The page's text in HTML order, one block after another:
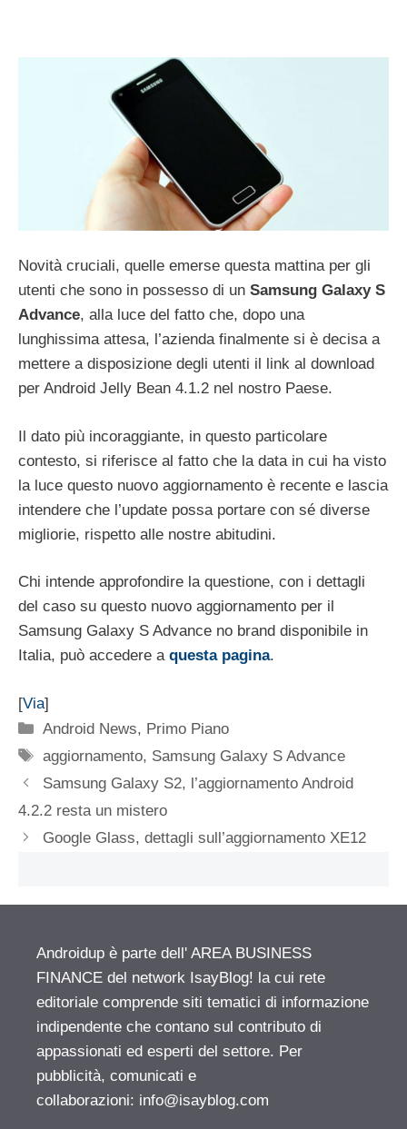
Novità cruciali, quelle emerse questa mattina per gli
utenti che sono in possesso di un Samsung Galaxy S
Advance, alla luce del fatto che, dopo una
lunghissima attesa, l’azienda finalmente si è decisa a
mettere a disposizione degli utenti il link al download
per Android Jelly Bean 4.1.2 nel nostro Paese.
Il dato più incoraggiante, in questo particolare
contesto, si riferisce al fatto che la data in cui ha visto
la luce questo nuovo aggiornamento è recente e lascia
intendere che l’update possa portare con sé diverse
migliorie, rispetto alle nostre abitudini.
Chi intende approfondire la questione, con i dettagli
del caso su questo nuovo aggiornamento per il
Samsung Galaxy S Advance no brand disponibile in
Italia, può accedere a questa pagina.
[Via]
Categorie
Android News, Primo Piano
Tag
aggiornamento, Samsung Galaxy S Advance
Samsung Galaxy S2, l’aggiornamento Android
4.2.2 resta un mistero
Google Glass, dettagli sull’aggiornamento XE12
Androidup è parte dell' AREA BUSINESS
FINANCE del network IsayBlog! la cui rete
editoriale comprende siti tematici di informazione
indipendente che contano sul contributo di
appassionati ed esperti del settore. Per
pubblicità, comunicati e
collaborazioni: info@isayblog.com